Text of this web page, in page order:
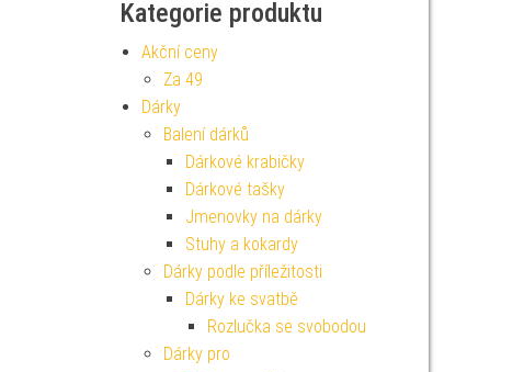
Kategorie produktu
Akční ceny
Za 49
Dárky
Balení dárků
Dárkové krabičky
Dárkové tašky
Jmenovky na dárky
Stuhy a kokardy
Dárky podle příležitosti
Dárky ke svatbě
Rozlučka se svobodou
Dárky pro